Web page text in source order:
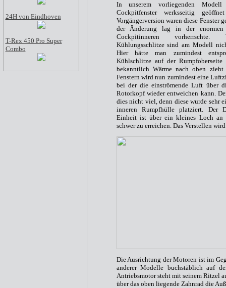
24H von Eindhoven
T-Rex 450 Pro Super
Combo
In unserem vorliegenden
Cockpitfenster werksseitig
Vorgängerversion waren diese Fenster
der Änderung lag in der enormen
Cockpitinneren vorherrschte.
Kühlungsschlitze sind am Modell
Hier hätte man zumindest
Kühlschlitze auf der Rumpfoberseite
bekanntlich Wärme nach oben
Fenstern wird nun zumindest eine
bei der die einströmende Luft über
Rotorkopf wieder entweichen kann.
dies nicht viel, denn diese wurde sehr
inneren Rumpfhülle platziert. Der
Einheit ist über ein kleines Loch an
schwer zu erreichen. Das Verstellen
Die Ausrichtung der Motoren ist im
anderer Modelle buchstäblich auf
Antriebsmotor steht mit seinem Ritzel
über das oben liegende Zahnrad die